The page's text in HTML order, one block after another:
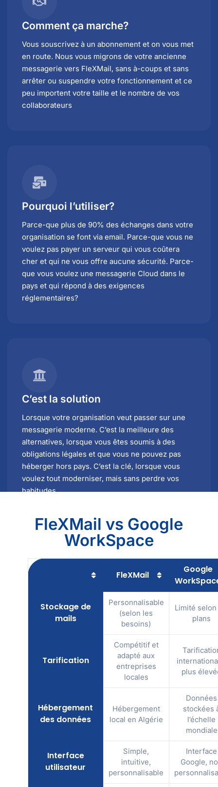
Comment ça marche?
Vous souscrivez à un abonnement et on vous met
en route. Nous vous migrons de votre ancienne
messagerie vers FleXMail, sans à-coups et sans
arrêter ou suspendre votre fonctionnement et ce
peu importent votre taille et le nombre de vos
collaborateurs
Pourquoi l’utiliser?
Parce-que plus de 90% des échanges dans votre
organisation se font via email. Parce-que vous ne
voulez pas payer un serveur qui vous coûtera
cher et qui ne vous offre aucune sécurité. Parce-
que vous voulez une messagerie Cloud dans le
pays et qui répond à des exigences
réglementaires?
C’est la solution
Lorsque votre organisation veut passer sur une
messagerie moderne. C’est la meilleure des
alternatives, lorsque vous êtes soumis à des
obligations légales et que vous ne pouvez pas
héberger hors pays. C’est la clé, lorsque vous
voulez tout moderniser, mais sans perdre vos
habitudes.
FleXMail vs Google
WorkSpace
FleXMail
Google
Stockage de
mails
Personnalisable
(selon les
besoins)
Limité
plans
Tarification
Compétitif et
adapté aux
entreprises
locales
plus
Hébergement
des données
Hébergement
local en Algérie
Données
stockées
l’échelle
mondiale
Interface
utilisateur
Simple,
intuitive,
personnalisable
Interface
Google,